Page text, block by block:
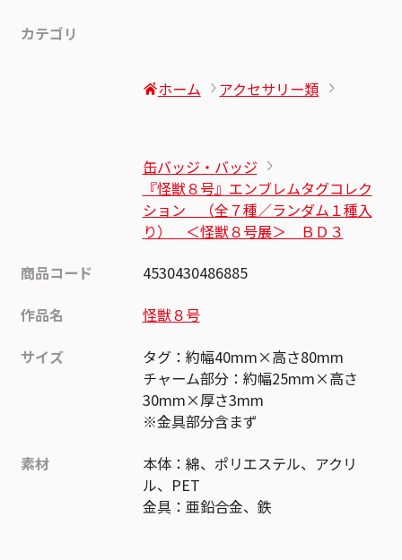
カテゴリ
ホーム アクセサリー類
缶バッジ・バッジ
『怪獣８号』エンブレムタグコレク
ション （全７種／ランダム１種入
り） ＜怪獣８号展＞ ＢＤ３
商品コード
4530430486885
作品名
怪獣８号
サイズ
タグ：約幅40mm×高さ80mm
チャーム部分：約幅25mm×高さ
30mm×厚さ3mm
※金具部分含まず
素材
本体：綿、ポリエステル、アクリ
ル、PET
金具：亜鉛合金、鉄